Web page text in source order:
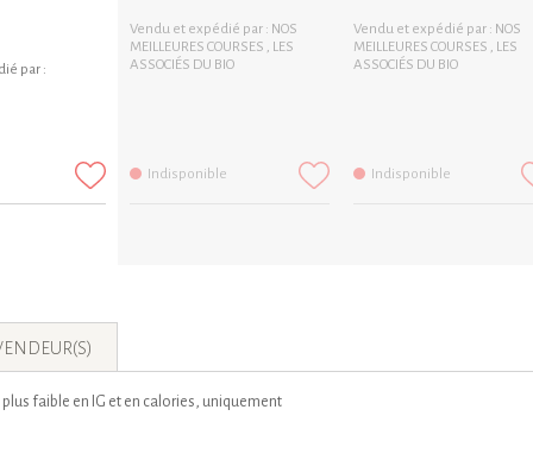
par :
Vendu et expédié par : NOS
MEILLEURES COURSES
LES
ASSOCIÉS DU BIO
Indisponible
Vendu et expédié par : NOS
MEILLEURES COURSES
LES
ASSOCIÉS DU BIO
Indisponible
faible en IG et en calories, uniquement